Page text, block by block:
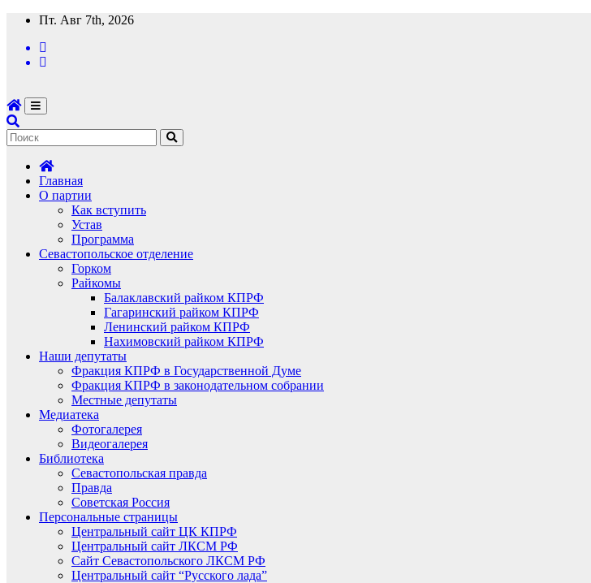
Перейти
содержимому
Пт. Авг 7th, 2026
Главная
О партии
Как вступить
Устав
Программа
Севастопольское отделение
Горком
Райкомы
Балаклавский райком КПРФ
Гагаринский райком КПРФ
Ленинский райком КПРФ
Нахимовский райком КПРФ
Наши депутаты
Фракция КПРФ в Государственной Думе
Фракция КПРФ в законодательном собрании
Местные депутаты
Медиатека
Фотогалерея
Видеогалерея
Библиотека
Севастопольская правда
Правда
Советская Россия
Персональные страницы
Центральный сайт ЦК КПРФ
Центральный сайт ЛКСМ РФ
Сайт Севастопольского ЛКСМ РФ
Центральный сайт “Русского лада”